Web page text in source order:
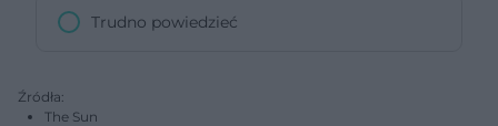
Trudno powiedzieć
Źródła:
The Sun